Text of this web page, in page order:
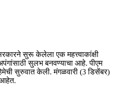
सुरू केलेला एक महत्त्वाकांक्षी
सुलभ बनवण्याचा आहे. पीएम
सुरुवात केली. मंगळवारी (3 डिसेंबर)
आहेत.